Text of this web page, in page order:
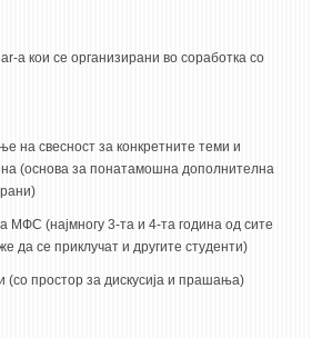
-а кои се организирани во соработка со
на свесност за конкретните теми и
(основа за понатамошна дополнителна
МФС (најмногу 3-та и 4-та година од сите
да се приклучат и другите студенти)
(со простор за дискусија и прашања)